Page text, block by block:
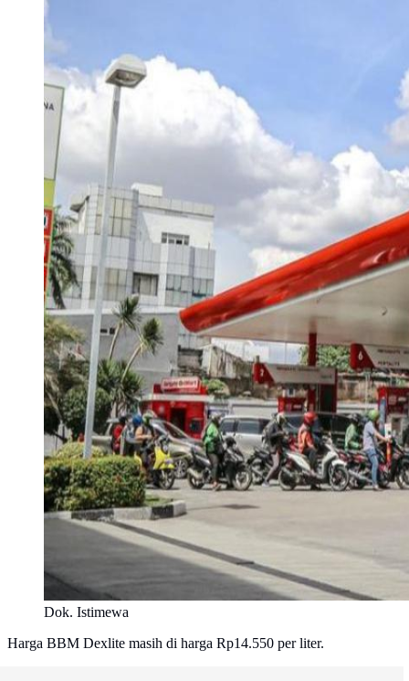
Dok. Istimewa
Harga BBM Dexlite masih di harga Rp14.550 per liter.